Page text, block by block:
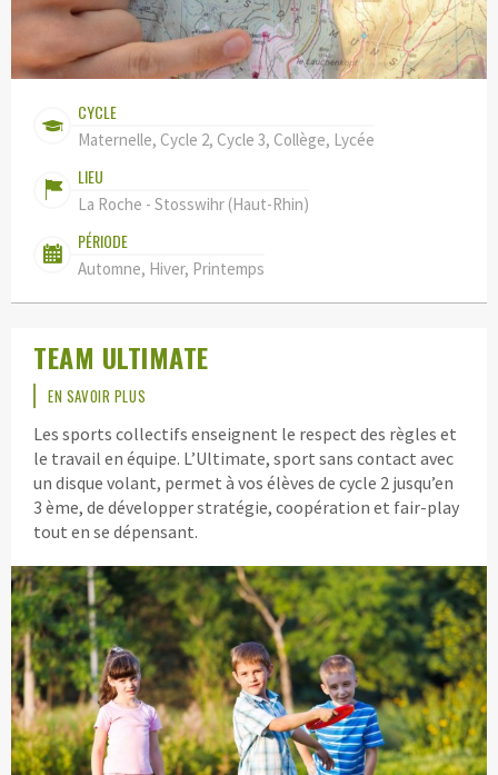
CYCLE
Maternelle, Cycle 2, Cycle 3, Collège, Lycée
LIEU
La Roche - Stosswihr (Haut-Rhin)
PÉRIODE
Automne, Hiver, Printemps
TEAM ULTIMATE
EN SAVOIR PLUS
Les sports collectifs enseignent le respect des règles et
le travail en équipe. L’Ultimate, sport sans contact avec
un disque volant, permet à vos élèves de cycle 2 jusqu’en
3 ème, de développer stratégie, coopération et fair-play
tout en se dépensant.